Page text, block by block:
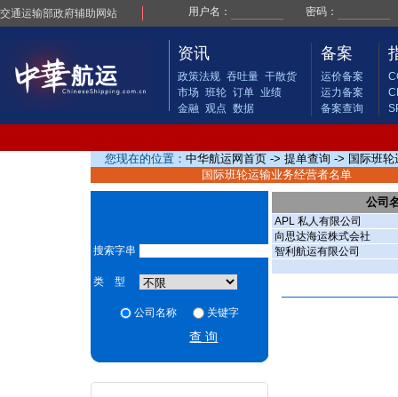
交通运输部政府辅助网站
资讯
政策法规 吞吐量 干散货
市场 班轮 订单 业绩
金融 观点 数据
备案
运价备案
运力备案
备案查询
您现在的位置： 中华航运网首页 -> 提单查询 -> 国际班轮
国际班轮运输业务经营者名单
搜索字串
类 型
公司名称 关键字
查 询
公司
APL 私人有限公司
向思达海运株式会社
智利航运有限公司